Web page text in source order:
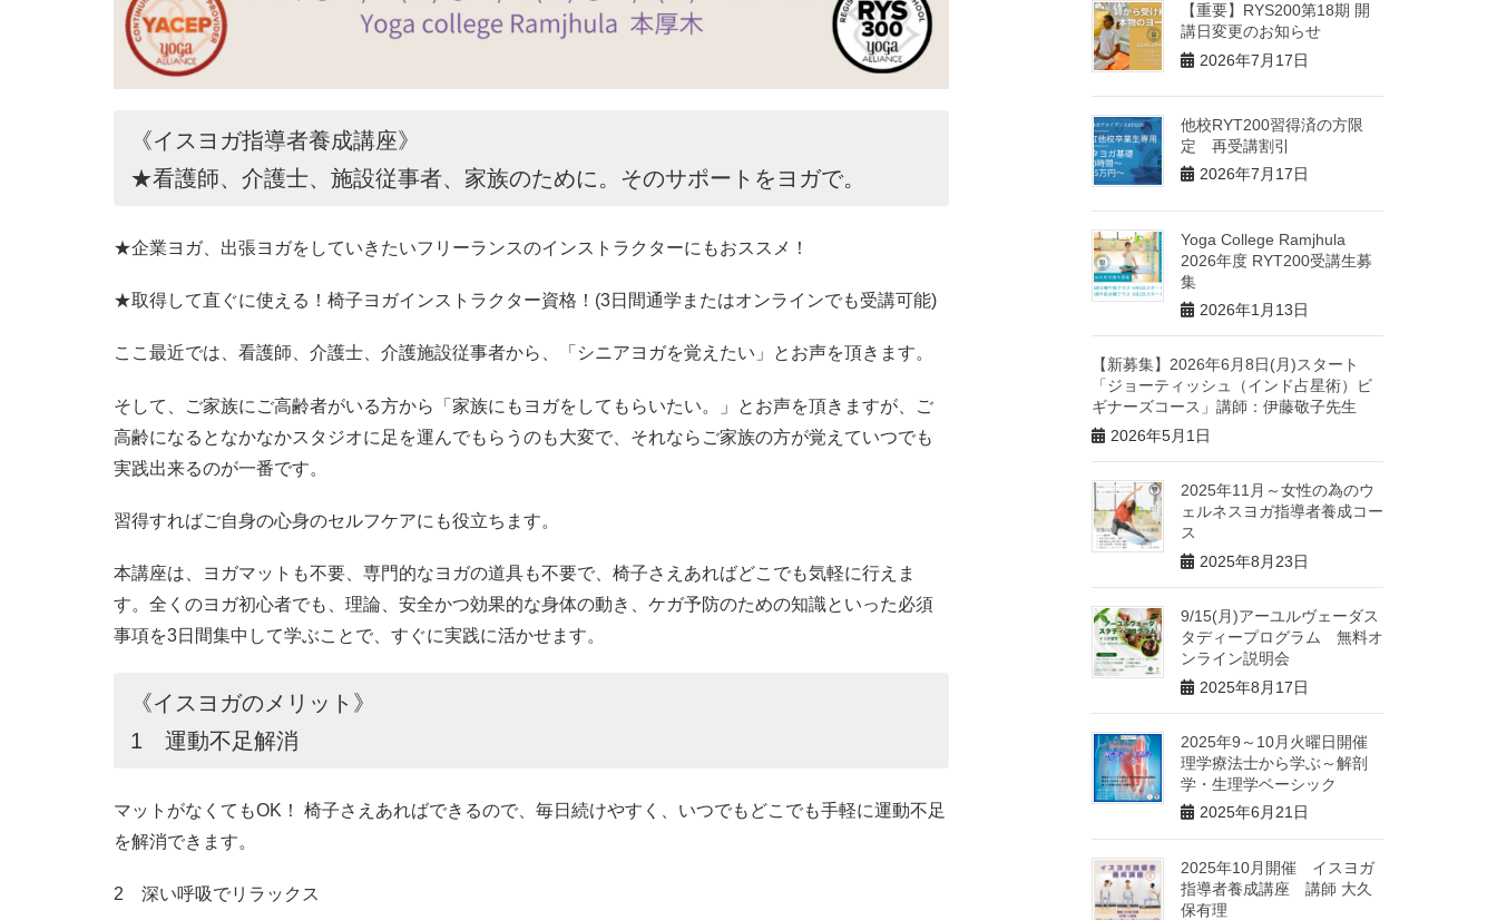
《イスヨガ指導者養成講座》
★看護師、介護士、施設従事者、家族のために。そのサポートをヨガで。
★企業ヨガ、出張ヨガをしていきたいフリーランスのインストラクターにもおススメ！
★取得して直ぐに使える！椅子ヨガインストラクター資格！(3日間通学またはオンラインでも受講可能)
ここ最近では、看護師、介護士、介護施設従事者から、「シニアヨガを覚えたい」とお声を頂きます。
そして、ご家族にご高齢者がいる方から「家族にもヨガをしてもらいたい。」とお声を頂きますが、ご
高齢になるとなかなかスタジオに足を運んでもらうのも大変で、それならご家族の方が覚えていつでも
実践出来るのが一番です。
習得すればご自身の心身のセルフケアにも役立ちます。
本講座は、ヨガマットも不要、専門的なヨガの道具も不要で、椅子さえあればどこでも気軽に行えま
す。全くのヨガ初心者でも、理論、安全かつ効果的な身体の動き、ケガ予防のための知識といった必須
事項を3日間集中して学ぶことで、すぐに実践に活かせます。
《イスヨガのメリット》
1 運動不足解消
マットがなくてもOK！ 椅子さえあればできるので、毎日続けやすく、いつでもどこでも手軽に運動不足
を解消できます。
2 深い呼吸でリラックス
【重要】RYS200第18期 開
講日変更のお知らせ
2026年7月17日
他校RYT200習得済の方限
定 再受講割引
2026年7月17日
Yoga College Ramjhula
2026年度 RYT200受講生募
集
2026年1月13日
【新募集】2026年6月8日(月)スタート
「ジョーティッシュ（インド占星術）ビ
ギナーズコース」講師：伊藤敬子先生
2026年5月1日
2025年11月～女性の為のウ
ェルネスヨガ指導者養成コー
ス
2025年8月23日
9/15(月)アーユルヴェーダス
タディープログラム 無料オ
ンライン説明会
2025年8月17日
2025年9～10月火曜日開催
理学療法士から学ぶ～解剖
学・生理学ベーシック
2025年6月21日
2025年10月開催 イスヨガ
指導者養成講座 講師 大久
保有理